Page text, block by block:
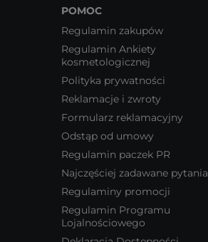
POMOC
Regulamin zakupów
Regulamin Ankiety
kosmetologicznej
Polityka prywatności
Reklamacje i zwroty
Formularz reklamacyjny
Odstąp od umowy
Regulamin paczek PR
Najczęściej zadawane pytania
Regulaminy promocji
Regulamin Programu
Lojalnościowego